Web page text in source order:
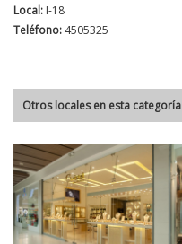
Local: I-18
Teléfono: 4505325
Otros locales en esta categoría